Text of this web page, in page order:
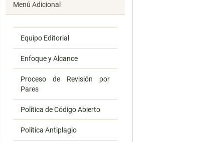
Menú Adicional
Equipo Editorial
Enfoque y Alcance
Proceso de Revisión por
Pares
Política de Código Abierto
Política Antiplagio